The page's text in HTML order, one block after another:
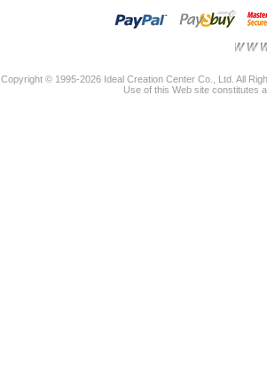
Copyright © 1995-2026 Ideal Creation Center Co., Ltd. All
Use of this Web site constitutes